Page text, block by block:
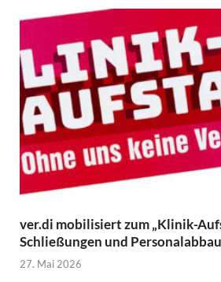
ver.di mobilisiert zum „Klinik-
Schließungen und Personalabbau
27. Mai 2026